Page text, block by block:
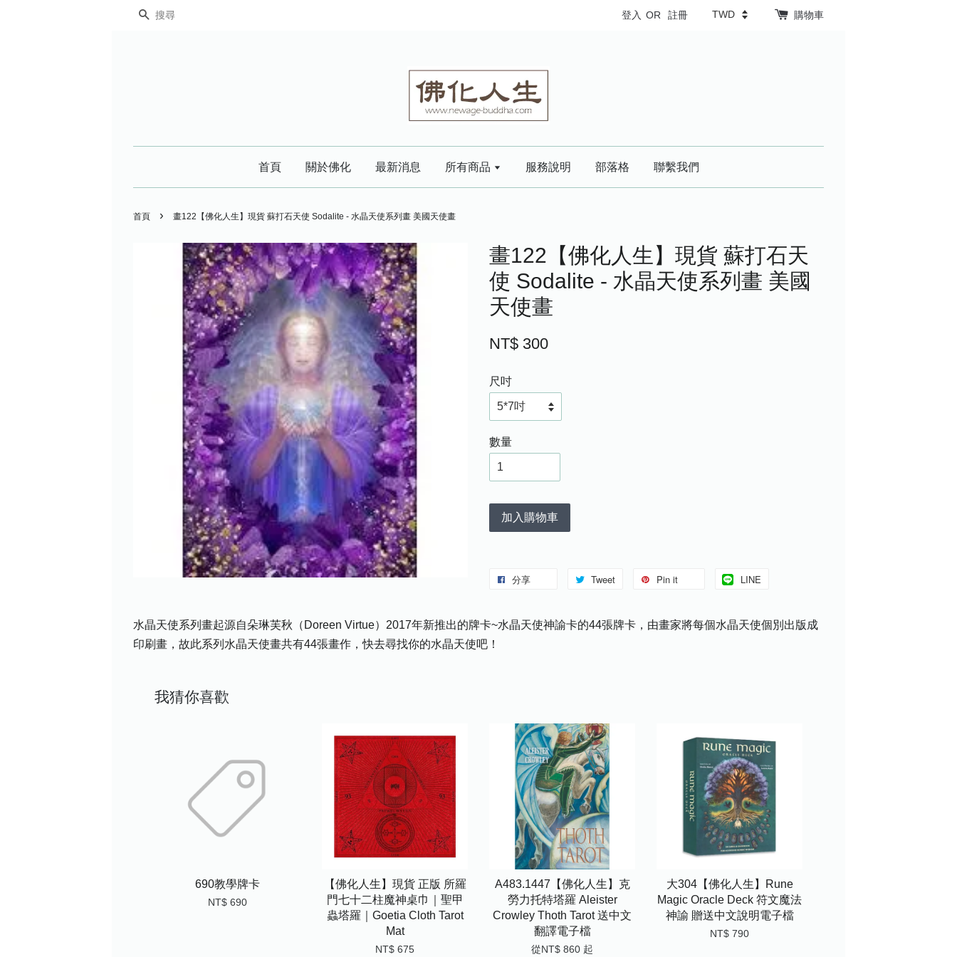
搜尋 登入 OR 註冊 購物車
首頁 關於佛化 最新消息 所有商品 服務說明 部落格 聯繫我們
首頁 › 畫122【佛化人生】現貨 蘇打石天使 Sodalite - 水晶天使系列畫 美國天使畫
畫122【佛化人生】現貨 蘇打石天
使 Sodalite - 水晶天使系列畫 美國
天使畫
NT$ 300
尺吋
數量
加入購物車
分享 Tweet Pin it LINE
水晶天使系列畫起源自朵琳芙秋（Doreen Virtue）2017年新推出的牌卡~水晶天使神諭卡的44張牌卡，由畫家將每個水晶天使個別出版成
印刷畫，故此系列水晶天使畫共有44張畫作，快去尋找你的水晶天使吧！
我猜你喜歡
690教學牌卡
NT$ 690
【佛化人生】現貨 正版 所羅
門七十二柱魔神桌巾｜聖甲
蟲塔羅｜Goetia Cloth Tarot
Mat
NT$ 675
A483.1447【佛化人生】克
勞力托特塔羅 Aleister
Crowley Thoth Tarot 送中文
翻譯電子檔
從NT$ 860 起
大304【佛化人生】Rune
Magic Oracle Deck 符文魔法
神諭 贈送中文說明電子檔
NT$ 790